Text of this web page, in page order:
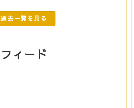
過去一覧を見る
フィード